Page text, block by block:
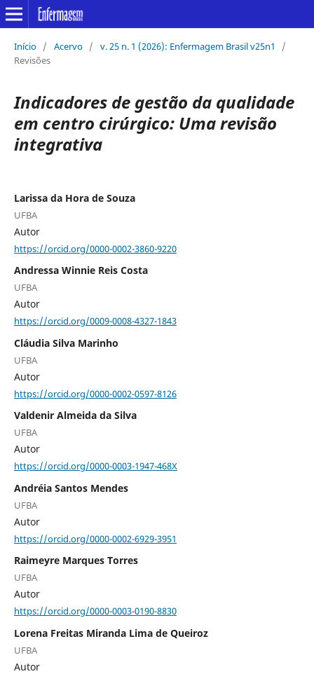
Início / Acervo / v. 25 n. 1 (2026): Enfermagem Brasil v25n1
/
Revisões
Indicadores de gestão da qualidade
em centro cirúrgico: Uma revisão
integrativa
Larissa da Hora de Souza
UFBA
Autor
https://orcid.org/0000-0002-3860-9220
Andressa Winnie Reis Costa
UFBA
Autor
https://orcid.org/0009-0008-4327-1843
Cláudia Silva Marinho
UFBA
Autor
https://orcid.org/0000-0002-0597-8126
Valdenir Almeida da Silva
UFBA
Autor
https://orcid.org/0000-0003-1947-468X
Andréia Santos Mendes
UFBA
Autor
https://orcid.org/0000-0002-6929-3951
Raimeyre Marques Torres
UFBA
Autor
https://orcid.org/0000-0003-0190-8830
Lorena Freitas Miranda Lima de Queiroz
UFBA
Autor